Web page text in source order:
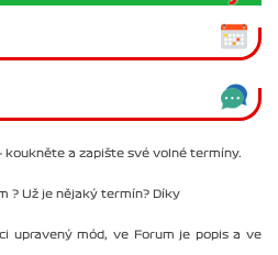
koukněte a zapište své volné termíny.
? Už je nějaký termín? Díky
upravený mód, ve Forum je popis a ve